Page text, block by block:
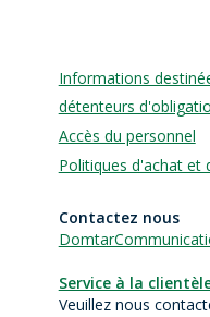
Informations
détenteurs
Accès du personnel
Politiques d'achat et
Contactez nous
Service à la
Veuillez nous